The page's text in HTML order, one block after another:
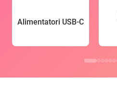
Alimentatori USB-C